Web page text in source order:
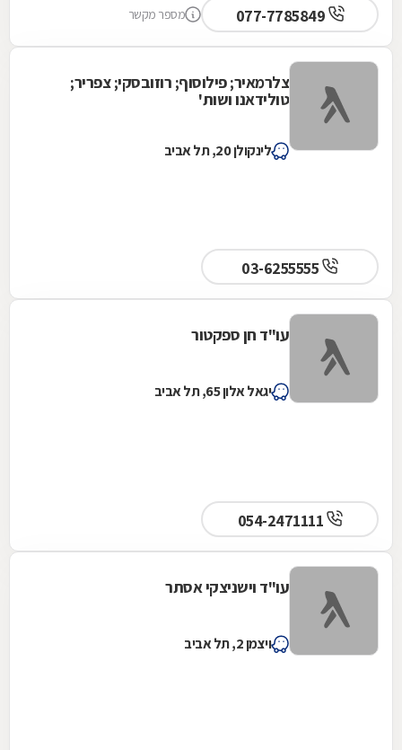
מספר מקשר
צלרמאיר; פילוסוף; רוזובסקי; צפריר;
טולידאנו ושות'
לינקולן 20, תל אביב
עו"ד חן ספקטור
יגאל אלון 65, תל אביב
עו"ד וישניצקי אסתר
ויצמן 2, תל אביב